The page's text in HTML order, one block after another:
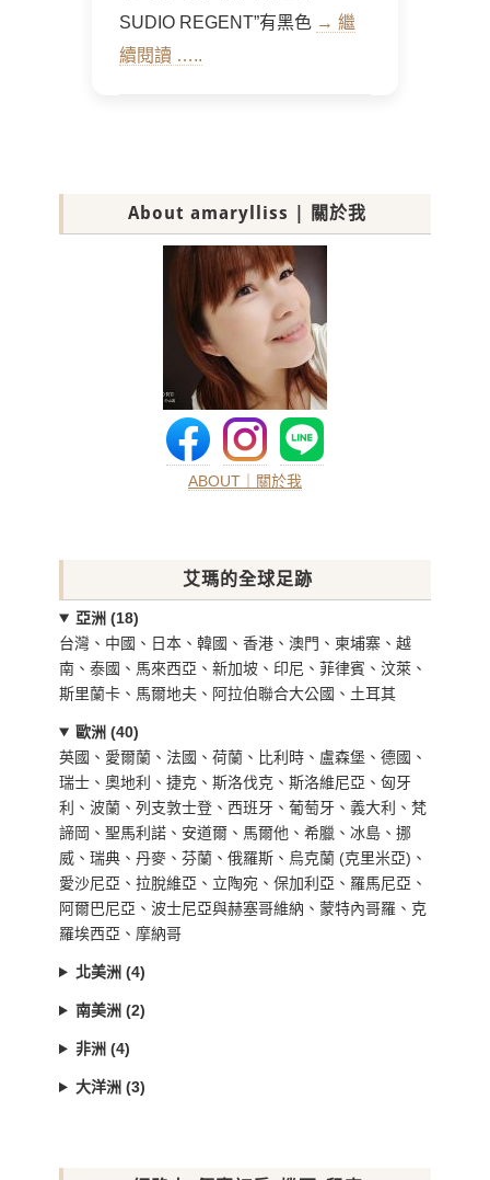
SUDIO REGENT”有黑色 → 繼
續閱讀 …..
About amarylliss | 關於我
ABOUT｜關於我
艾瑪的全球足跡
亞洲 (18)
台灣、中國、日本、韓國、香港、澳門、柬埔寨、越
南、泰國、馬來西亞、新加坡、印尼、菲律賓、汶萊、
斯里蘭卡、馬爾地夫、阿拉伯聯合大公國、土耳其
歐洲 (40)
英國、愛爾蘭、法國、荷蘭、比利時、盧森堡、德國、
瑞士、奧地利、捷克、斯洛伐克、斯洛維尼亞、匈牙
利、波蘭、列支敦士登、西班牙、葡萄牙、義大利、梵
諦岡、聖馬利諾、安道爾、馬爾他、希臘、冰島、挪
威、瑞典、丹麥、芬蘭、俄羅斯、烏克蘭 (克里米亞)、
愛沙尼亞、拉脫維亞、立陶宛、保加利亞、羅馬尼亞、
阿爾巴尼亞、波士尼亞與赫塞哥維納、蒙特內哥羅、克
羅埃西亞、摩納哥
北美洲 (4)
南美洲 (2)
非洲 (4)
大洋洲 (3)